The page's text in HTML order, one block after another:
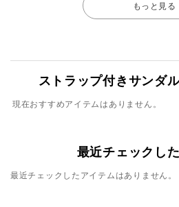
もっと見る
ストラップ付きサンダ
現在おすすめアイテムはありません。
最近チェックし
最近チェックしたアイテムはありません。